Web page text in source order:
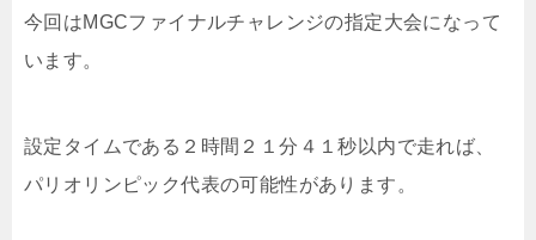
今回はMGCファイナルチャレンジの指定大会になって
います。
設定タイムである２時間２１分４１秒以内で走れば、
パリオリンピック代表の可能性があります。